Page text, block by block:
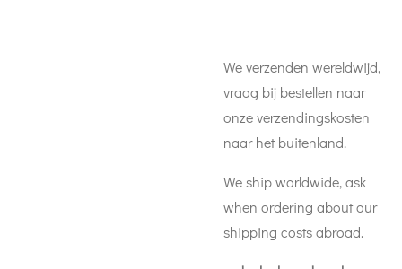
We verzenden wereldwijd,
vraag bij bestellen naar
onze verzendingskosten
naar het buitenland.
We ship worldwide, ask
when ordering about our
shipping costs abroad.